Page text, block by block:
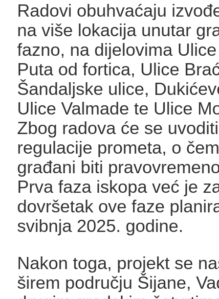
Radovi obuhvaćaju
na više lokacija unutar
fazno, na dijelovima
Puta od fortica, Ulice
Šandaljske ulice,
Ulice Valmade te Ulice
Zbog radova će se
regulacije prometa, o
građani biti
Prva faza iskopa već je
dovršetak ove faze
svibnja 2025. godine.
Nakon toga, projekt se
širem području Šijane,